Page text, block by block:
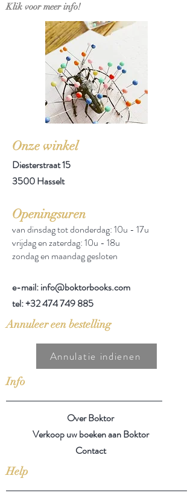
Klik voor meer info!
Onze winkel
Diesterstraat 15
3500 Hasselt
Openingsuren
van dinsdag tot donderdag: 10u - 17u
vrijdag en zaterdag: 10u - 18u
zondag en maandag gesloten
e-mail: info@boktorbooks.com
tel:+32 474 749 885
Annuleer een bestelling
Annulatie indienen
Info
Over Boktor
Verkoop uw boeken aan Boktor
Contact
Help